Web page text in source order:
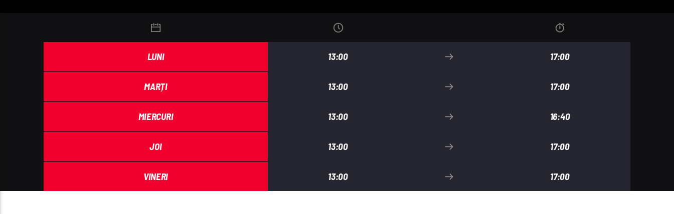
LUNI 13:00 17:00
MARȚI 13:00 17:00
MIERCURI 13:00 16:40
JOI 13:00 17:00
VINERI 13:00 17:00